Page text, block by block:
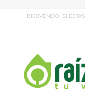
BIENVENIDO, SI